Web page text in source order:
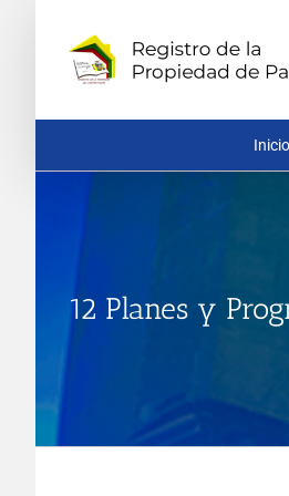
contenido
Inicio
12 Planes y